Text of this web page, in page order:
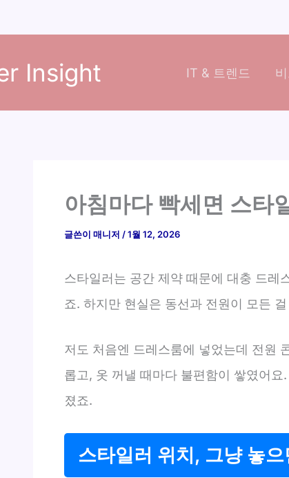
Insight IT & 트렌드
아침마다 빡세면 스타
글쓴이 매니저 /1월 12, 2026
스타일러는 공간 제약 때문에 대충 드레
죠. 하지만 현실은 동선과 전원이 모든
저도 처음엔 드레스룸에 넣었는데 전원
롭고, 옷 꺼낼 때마다 불편함이 쌓였어
졌죠.
스타일러 위치, 그냥 놓